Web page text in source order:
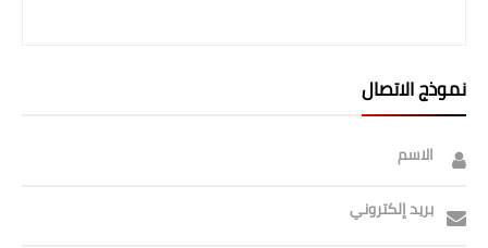
نموذج الاتصال
الاسم
بريد إلكتروني